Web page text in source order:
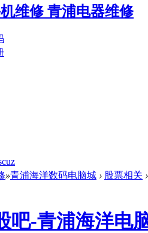
»青浦海洋数码电脑城 › 股票相关 ›
吧-青浦海洋电